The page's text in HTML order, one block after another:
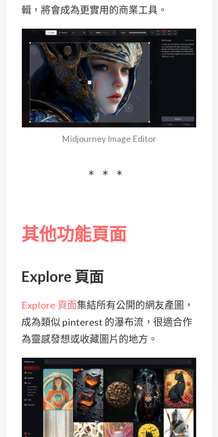
輯，將會成為更實用的商業工具。
Midjourney Image Editor
其他功能頁面
Explore 頁面
Explore 頁面集結所有公開的網友產圖，
成為類似 pinterest 的瀑布流，很適合作
為靈感發想或收藏圖片的地方。